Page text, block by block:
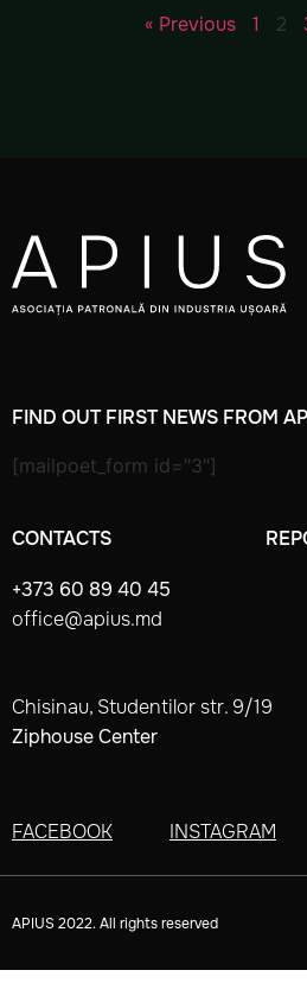
« Previous
1 2
CONTACTS
+373 60 89 40 45
office@apius.md
Chisinau, Studentilor str. 9/19
Ziphouse Center
FACEBOOK INSTAGRAM
FIND OUT FIRST NEWS FROM
[mailpoet_form id="3"]
APIUS 2022. All rights reserved